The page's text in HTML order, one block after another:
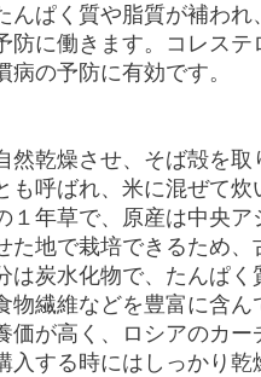
んぱく質や脂質が補われ
防に働きます。コレステ
の予防に有効です。
然乾燥させ、そば殻を取
も呼ばれ、米に混ぜて炊
１年草で、原産は中央ア
た地で栽培できるため、
は炭水化物で、たんぱく
物繊維などを豊富に含ん
価が高く、ロシアのカー
する時にはしっかり乾